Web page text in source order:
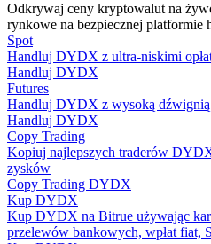
Informacja
Analiza Big Data, w tym
Odkrywaj ceny kryptowalut na
rynkowe na bezpiecznej platformie
Spot
Handluj DYDX z ultra-niskimi
Handluj DYDX
Futures
Handluj DYDX z wysoką dźwignią
Handluj DYDX
Copy Trading
Kopiuj najlepszych traderów
zysków
Copy Trading DYDX
Kup DYDX
Kup DYDX na Bitrue używając
przelewów bankowych, wpłat fiat,